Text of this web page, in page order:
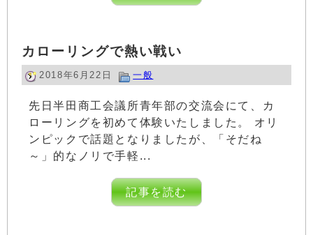
カローリングで熱い戦い
2018年6月22日 一般
先日半田商工会議所青年部の交流会にて、カ
ローリングを初めて体験いたしました。 オリ
ンピックで話題となりましたが、「そだね
～」的なノリで手軽...
記事を読む